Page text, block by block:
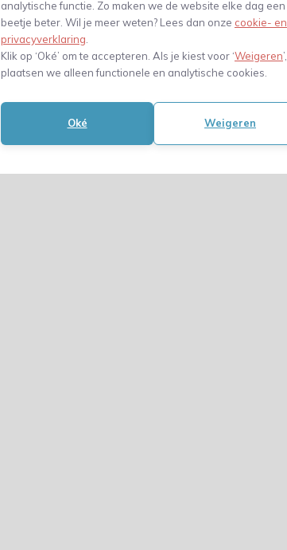
analytische functie. Zo maken we de website elke dag een
beetje beter. Wil je meer weten? Lees dan onze cookie- en
privacyverklaring
Klik op ‘Oké’ om te accepteren. Als je kiest voor ‘Weigeren’,
plaatsen we alleen functionele en analytische cookies.
Oké Weigeren
487,03
(402,50 Excl. btw)
Toevoegen aan